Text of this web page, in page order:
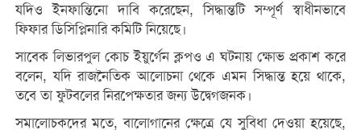
যদিও ইনফান্তিনো দাবি করেছেন, সিদ্ধান্তটি সম্পূর্ণ স্বাধীনভাবে
ফিফার ডিসিপ্লিনারি কমিটি নিয়েছে।
সাবেক লিভারপুল কোচ ইয়ুর্গেন ক্লপও এ ঘটনায় ক্ষোভ প্রকাশ করে
বলেন, যদি রাজনৈতিক আলোচনা থেকে এমন সিদ্ধান্ত হয়ে থাকে,
তবে তা ফুটবলের নিরপেক্ষতার জন্য উদ্বেগজনক।
সমালোচকদের মতে, বালোগানের ক্ষেত্রে যে সুবিধা দেওয়া হয়েছে,